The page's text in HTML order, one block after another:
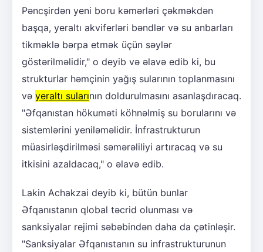
Pəncşirdən yeni boru kəmərləri çəkməkdən
başqa, yeraltı akviferləri bəndlər və su anbarları
tikməklə bərpa etmək üçün səylər
göstərilməlidir," o deyib və əlavə edib ki, bu
strukturlar həmçinin yağış sularının toplanmasını
və yeraltı sularının doldurulmasını asanlaşdıracaq.
"Əfqanıstan hökuməti köhnəlmiş su borularını və
sistemlərini yeniləməlidir. İnfrastrukturun
müasirləşdirilməsi səmərəliliyi artıracaq və su
itkisini azaldacaq," o əlavə edib.
Lakin Achakzai deyib ki, bütün bunlar
Əfqanıstanın qlobal təcrid olunması və
sanksiyalar rejimi səbəbindən daha da çətinləşir.
"Sanksiyalar Əfqanıstanın su infrastrukturunun